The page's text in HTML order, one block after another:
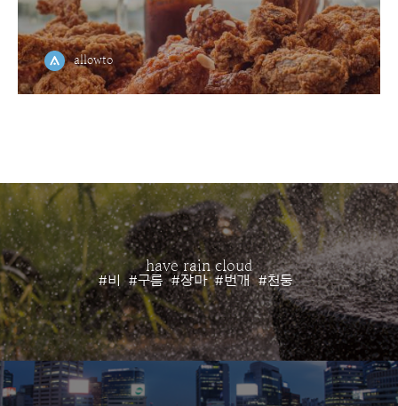
allowto
have rain cloud
#비 #구름 #장마 #번개 #천둥